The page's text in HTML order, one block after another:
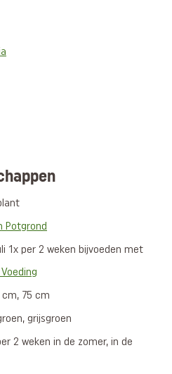
Potgrond
1x per 2 weken bijvoeden met
75 cm
grijsgroen
2 weken in de zomer, in de